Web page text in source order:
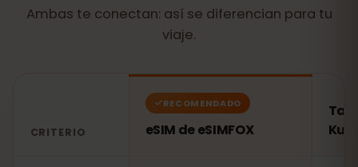
Ambas te conectan: así se diferencian para tu
viaje.
CRITERIO
RECOMENDADO
eSIM de eSIMFOX